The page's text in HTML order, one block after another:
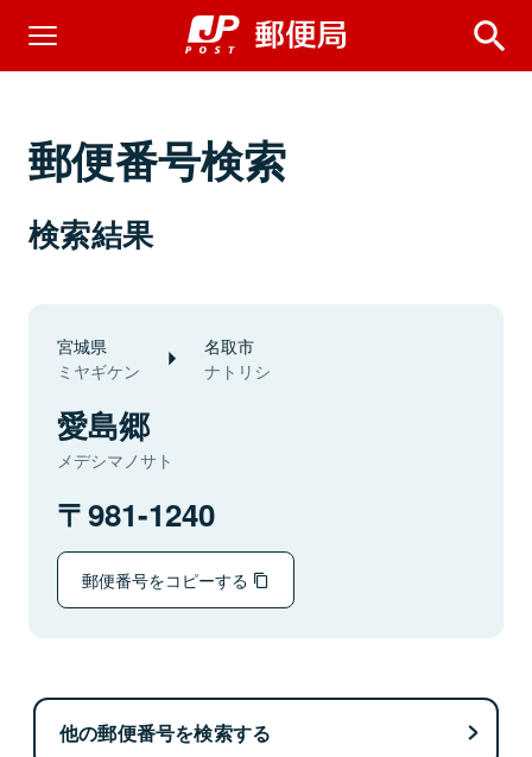
郵便番号検索
検索結果
宮城県
ミヤギケン
名取市
ナトリシ
愛島郷
メデシマノサト
981-1240
郵便番号をコピーする
他の郵便番号を検索する